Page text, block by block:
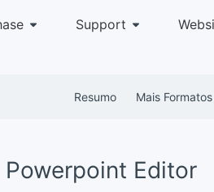
Support
Resumo Mais Formatos
Powerpoint Editor